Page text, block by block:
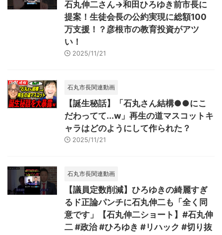
石丸伸二さん→和田ひろゆき前市長に
提案！生徒会長の公約実現に総額100
万支援！？彦根市の教育投資がアツ
い！
2025/11/21
石丸市長関連動画
【誕生秘話】「石丸さん結構●●にこ
だわってて...w」再生の道マスコットキ
ャラはどのようにして作られた？
2025/11/21
石丸市長関連動画
【議員定数削減】ひろゆきの綺麗すぎ
るド正論パンチに石丸伸二も「全く同
意です」【石丸伸二ショート】#石丸伸
二 #政治 #ひろゆき #リハック #切り抜